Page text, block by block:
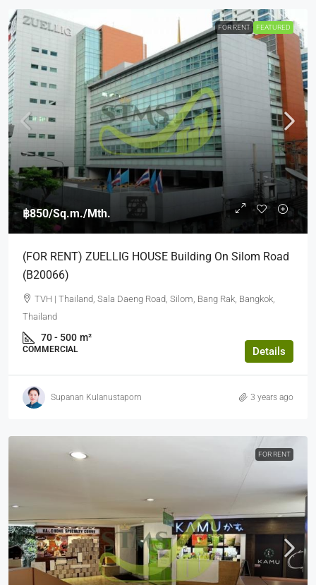
FOR RENT FEATURED
฿850/Sq.m./Mth.
(FOR RENT) ZUELLIG HOUSE Building On Silom Road
(B20066)
TVH | Thailand, Sala Daeng Road, Silom, Bang Rak, Bangkok,
Thailand
70 - 500 m²
COMMERCIAL Details
Supanan Kulanustaporn 3 years ago
FOR RENT